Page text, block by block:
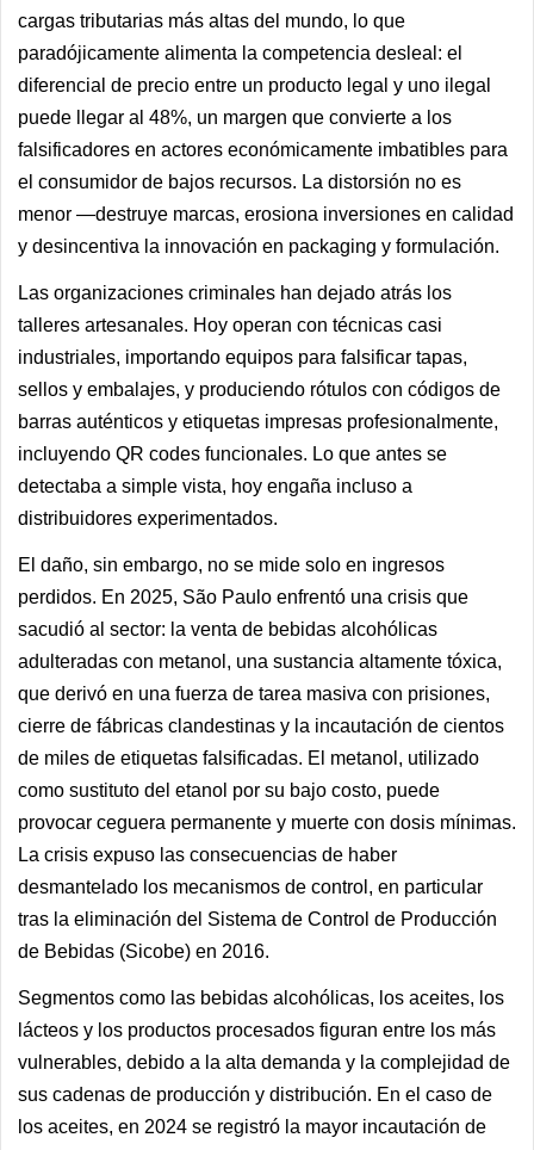
cargas tributarias más altas del mundo, lo que
paradójicamente alimenta la competencia desleal: el
diferencial de precio entre un producto legal y uno ilegal
puede llegar al 48%, un margen que convierte a los
falsificadores en actores económicamente imbatibles para
el consumidor de bajos recursos. La distorsión no es
menor —destruye marcas, erosiona inversiones en calidad
y desincentiva la innovación en packaging y formulación.
Las organizaciones criminales han dejado atrás los
talleres artesanales. Hoy operan con técnicas casi
industriales, importando equipos para falsificar tapas,
sellos y embalajes, y produciendo rótulos con códigos de
barras auténticos y etiquetas impresas profesionalmente,
incluyendo QR codes funcionales. Lo que antes se
detectaba a simple vista, hoy engaña incluso a
distribuidores experimentados.
El daño, sin embargo, no se mide solo en ingresos
perdidos. En 2025, São Paulo enfrentó una crisis que
sacudió al sector: la venta de bebidas alcohólicas
adulteradas con metanol, una sustancia altamente tóxica,
que derivó en una fuerza de tarea masiva con prisiones,
cierre de fábricas clandestinas y la incautación de cientos
de miles de etiquetas falsificadas. El metanol, utilizado
como sustituto del etanol por su bajo costo, puede
provocar ceguera permanente y muerte con dosis mínimas.
La crisis expuso las consecuencias de haber
desmantelado los mecanismos de control, en particular
tras la eliminación del Sistema de Control de Producción
de Bebidas (Sicobe) en 2016.
Segmentos como las bebidas alcohólicas, los aceites, los
lácteos y los productos procesados figuran entre los más
vulnerables, debido a la alta demanda y la complejidad de
sus cadenas de producción y distribución. En el caso de
los aceites, en 2024 se registró la mayor incautación de